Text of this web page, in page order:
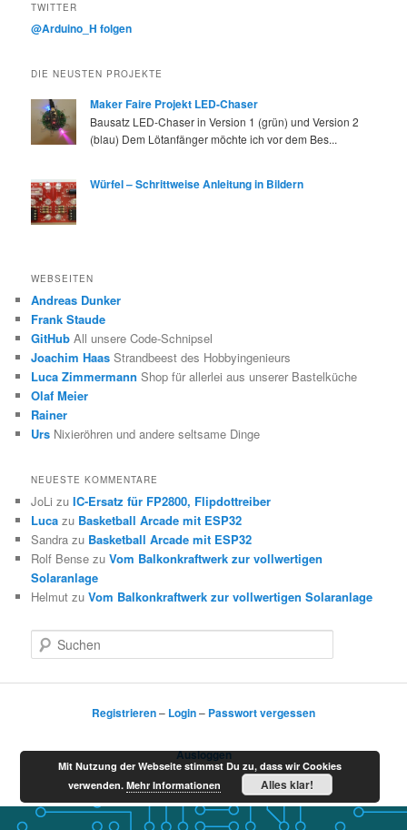
TWITTER
@Arduino_H folgen
DIE NEUSTEN PROJEKTE
Maker Faire Projekt LED-Chaser
Bausatz LED-Chaser in Version 1 (grün) und Version 2
(blau) Dem Lötanfänger möchte ich vor dem Bes...
Würfel – Schrittweise Anleitung in Bildern
WEBSEITEN
Andreas Dunker
Frank Staude
GitHub All unsere Code-Schnipsel
Joachim Haas Strandbeest des Hobbyingenieurs
Luca Zimmermann Shop für allerlei aus unserer Bastelküche
Olaf Meier
Rainer
Urs Nixieröhren und andere seltsame Dinge
NEUESTE KOMMENTARE
JoLi zuIC-Ersatz für FP2800, Flipdottreiber
Luca zu Basketball Arcade mit ESP32
Sandra zu Basketball Arcade mit ESP32
Rolf Bense zuVom Balkonkraftwerk zur vollwertigen
Solaranlage
Helmut zuVom Balkonkraftwerk zur vollwertigen Solaranlage
u
Registrieren– Login– Passwort vergessen
Ausloggen
Mit Nutzung der Webseite stimmst Du zu, dass wir Cookies
verwenden. Mehr Informationen Alles klar!